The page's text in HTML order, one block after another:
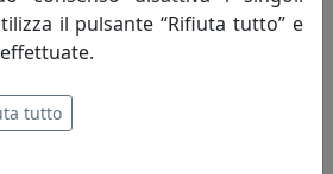
il pulsante “Rifiuta tutto” e
tutto